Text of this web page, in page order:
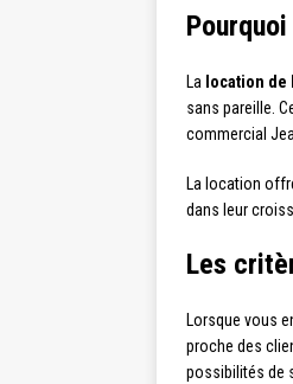
La location de
sans pareille.
commercial
La location
dans leur
Les
Lorsque vous
proche des
possibilités de